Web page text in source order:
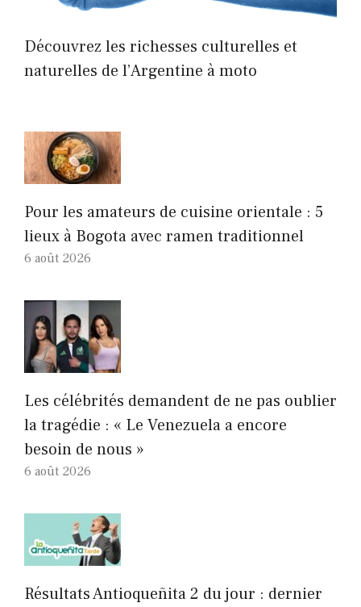
Découvrez les richesses culturelles et
naturelles de l’Argentine à moto
Pour les amateurs de cuisine orientale : 5
lieux à Bogota avec ramen traditionnel
6 août 2026
Les célébrités demandent de ne pas oublier
la tragédie : « Le Venezuela a encore
besoin de nous »
6 août 2026
Résultats Antioqueñita 2 du jour : dernier